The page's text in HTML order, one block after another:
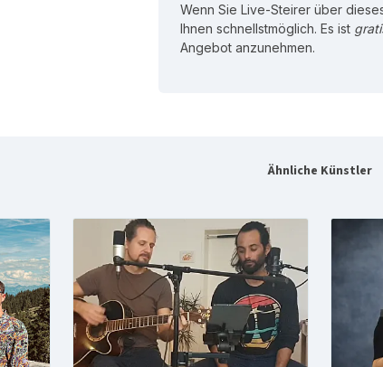
Wenn Sie Live-Steirer über
Ihnen schnellstmöglich. Es ist
Angebot anzunehmen.
Ähnliche Künstler